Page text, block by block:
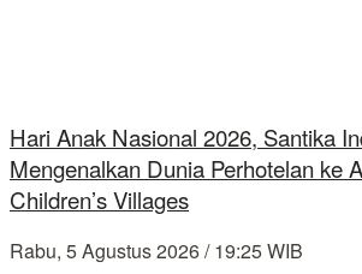
Hari Anak Nasional 2026, Santika
Mengenalkan Dunia Perhotelan ke
Children’s Villages
Rabu, 5 Agustus 2026 / 19:25 WIB